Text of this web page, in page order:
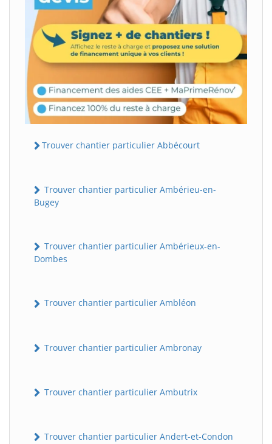
Trouver chantier particulier Abbécourt
Trouver chantier particulier Ambérieu-en-
Bugey
Trouver chantier particulier Ambérieux-en-
Dombes
Trouver chantier particulier Ambléon
Trouver chantier particulier Ambronay
Trouver chantier particulier Ambutrix
Trouver chantier particulier Andert-et-Condon